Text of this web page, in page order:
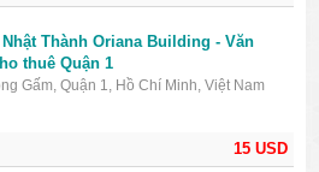
15 USD
Thành Oriana Building - Văn
thuê Quận 1
Gấm, Quận 1, Hồ Chí Minh, Việt Nam